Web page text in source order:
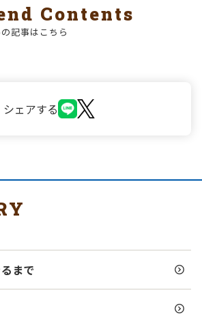
Contents
記事はこちら
シェアする
まで